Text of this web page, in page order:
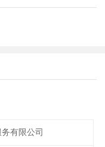
有限公司